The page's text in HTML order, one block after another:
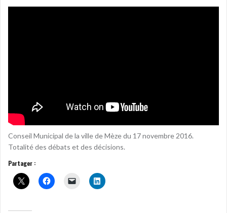
Conseil Municipal de la ville de Mèze du 17 novembre 2016.
Totalité des débats et des décisions.
Partager :